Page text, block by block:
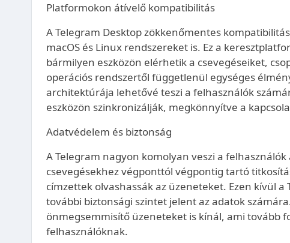
Platformokon átívelő kompatibilitás
A Telegram Desktop zökkenőmentes
macOS és Linux rendszereket is. Ez a
bármilyen eszközön elérhetik a csevegéseiket,
operációs rendszertől függetlenül egységes
architektúrája lehetővé teszi a felhasználók
eszközön szinkronizálják, megkönnyítve a
Adatvédelem és biztonság
A Telegram nagyon komolyan veszi a
csevegésekhez végponttól végpontig tartó
címzettek olvashassák az üzeneteket. Ezen kívül
további biztonsági szintet jelent az adatok
önmegsemmisítő üzeneteket is kínál, ami tovább
felhasználóknak.